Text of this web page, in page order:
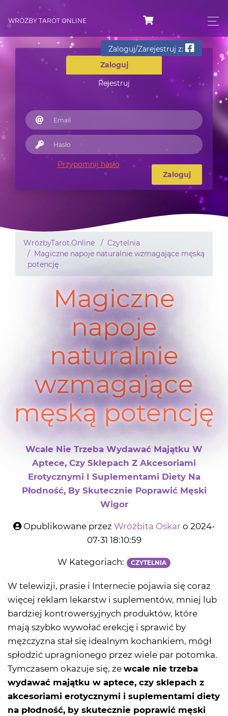
WRÓŻBY TAROT ONLINE
Zaloguj
Rejestruj
Zaloguj/Zarejestruj z:
Przypomnij hasło
Zaloguj
WróżbyTarot.Online
Czytelnia
Magiczne napoje naturalnie wzmagające męską
potencję
Magiczne
napoje
naturalnie
wzmagające
męską potencję
Wcale Nie Trzeba Wydawać Majątku W
Aptece, Czy Sklepach Z Akcesoriami
Erotycznymi I Suplementami Diety Na
Płodność, By Skutecznie Poprawić Męski
Wigor
Opublikowane przez Wróżbita Oskar o 2024-
07-31 18:10:59
W Kategoriach: CZYTELNIA
W telewizji, prasie i Internecie pojawia się coraz
więcej reklam lekarstw i suplementów, mniej lub
bardziej kontrowersyjnych produktów, które
mają szybko wywołać erekcję i sprawić by
mężczyzna stał się idealnym kochankiem, mógł
spłodzić upragnionego przez wiele par potomka.
Tymczasem okazuje się, że wcale nie trzeba
wydawać majątku w aptece, czy sklepach z
akcesoriami erotycznymi i suplementami diety
na płodność, by skutecznie poprawić męski